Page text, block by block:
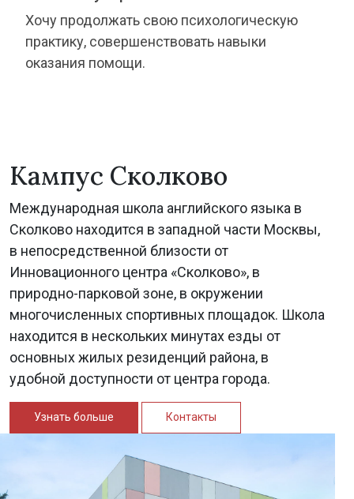
Хочу продолжать свою психологическую
практику, совершенствовать навыки
оказания помощи.
Кампус Сколково
Международная школа английского языка в
Сколково находится в западной части Москвы,
в непосредственной близости от
Инновационного центра «Сколково», в
природно-парковой зоне, в окружении
многочисленных спортивных площадок. Школа
находится в нескольких минутах езды от
основных жилых резиденций района, в
удобной доступности от центра города.
Узнать больше Контакты